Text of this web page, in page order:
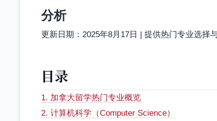
分析
更新日期：2025年8月17日 | 提供热门专业选择
目录
1. 加拿大留学热门专业概览
2. 计算机科学（Computer Science）